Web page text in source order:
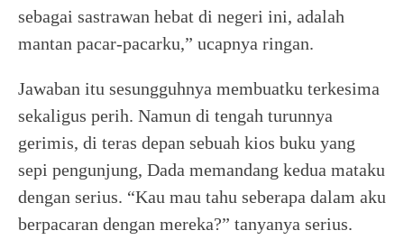
sebagai sastrawan hebat di negeri ini, adalah
mantan pacar-pacarku,” ucapnya ringan.
Jawaban itu sesungguhnya membuatku terkesima
sekaligus perih. Namun di tengah turunnya
gerimis, di teras depan sebuah kios buku yang
sepi pengunjung, Dada memandang kedua mataku
dengan serius. “Kau mau tahu seberapa dalam aku
berpacaran dengan mereka?” tanyanya serius.